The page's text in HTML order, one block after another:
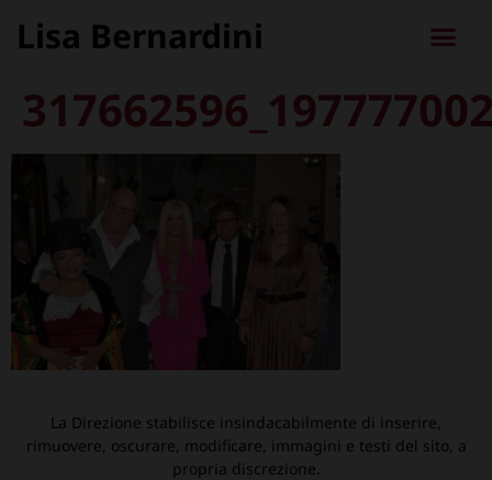
Lisa Bernardini
La Direzione stabilisce insindacabilmente di inserire,
rimuovere, oscurare, modificare, immagini e testi del sito, a
propria discrezione.